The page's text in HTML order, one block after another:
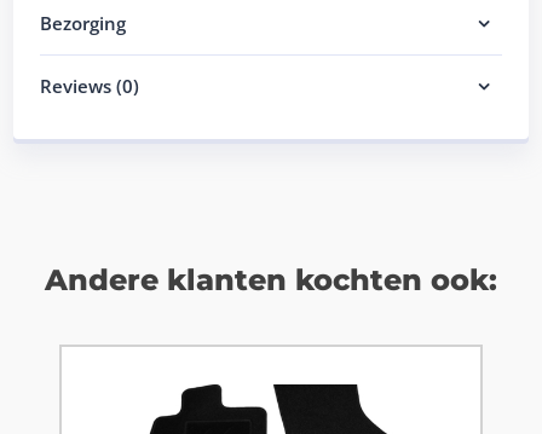
Bezorging
Reviews (0)
Andere klanten kochten ook: